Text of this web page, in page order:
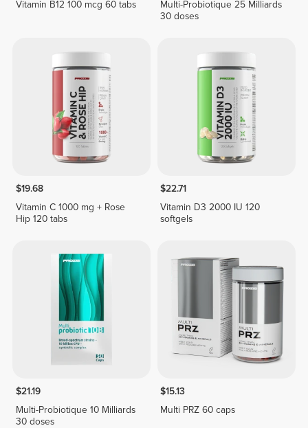
Vitamin B12 100 mcg 60 tabs
Multi-Probiotique 25 Milliards
30 doses
$19.68
Vitamin C 1000 mg + Rose
Hip 120 tabs
$22.71
Vitamin D3 2000 IU 120
softgels
$21.19
Multi-Probiotique 10 Milliards
30 doses
$15.13
Multi PRZ 60 caps